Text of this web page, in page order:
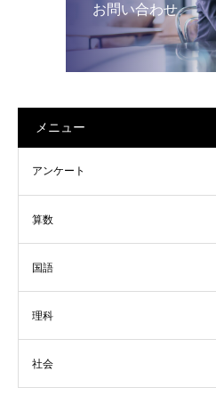
お問い合わせ
メニュー
アンケート
算数
国語
理科
社会